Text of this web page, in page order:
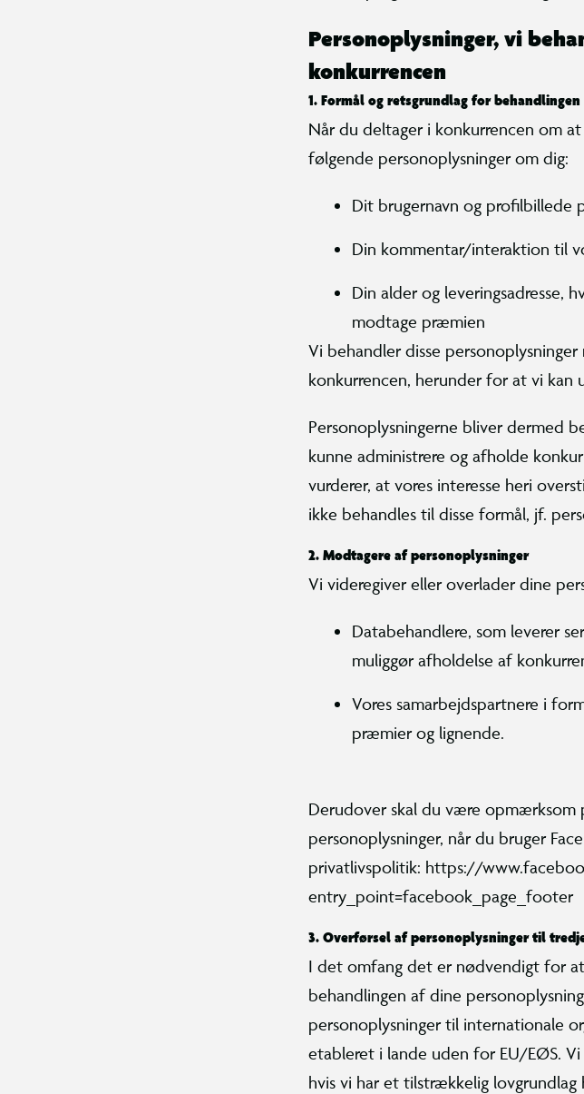
Personoplysninger, vi
konkurrencen
1. Formål og retsgrundlag for behandlingen
Når du deltager i konkurrencen om
følgende personoplysninger om dig:
Dit brugernavn og profilbillede
Din kommentar/interaktion til
Din alder og leveringsadresse,
modtage præmien
Vi behandler disse
konkurrencen, herunder for at vi
Personoplysningerne bliver dermed
kunne administrere og afholde
vurderer, at vores interesse heri
ikke behandles til disse formål, jf.
2. Modtagere af personoplysninger
Vi videregiver eller overlader dine
Databehandlere, som leverer
muliggør afholdelse af
Vores samarbejdspartnere i
præmier og lignende.
Derudover skal du være opmærksom
personoplysninger, når du bruger
privatlivspolitik: https://
entry_point=facebook_page_footer
3. Overførsel af personoplysninger til
I det omfang det er nødvendigt for
behandlingen af dine
personoplysninger til internationale
etableret i lande uden for EU/EØS.
hvis vi har et tilstrækkelig